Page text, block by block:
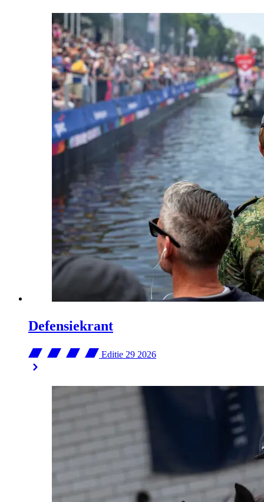
Defensiekrant
Editie 29 2026